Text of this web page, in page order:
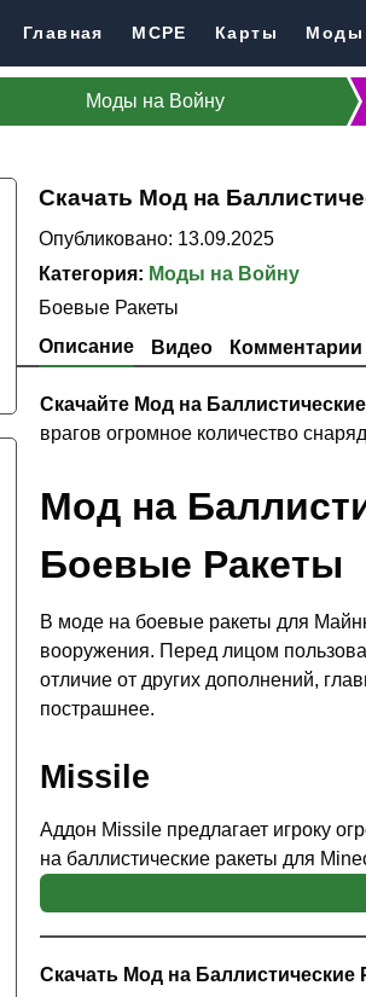
Главная MCPE Карты Моды
Моды на Войну
Скачать Мод на
Опубликовано: 13.09.2025
Категория: Моды на Войну
Боевые Ракеты
Описание
Видео Комментарии
Скачайте Мод на
врагов огромное количество
Мод на
Боевые Ракеты
В моде на боевые ракеты для
вооружения. Перед лицом
отличие от других дополнений,
пострашнее.
Missile
Аддон Missile предлагает игроку
на баллистические ракеты для
врага.
Также важно отметить и то, что
необходимо заранее знать
Скачать Мод на